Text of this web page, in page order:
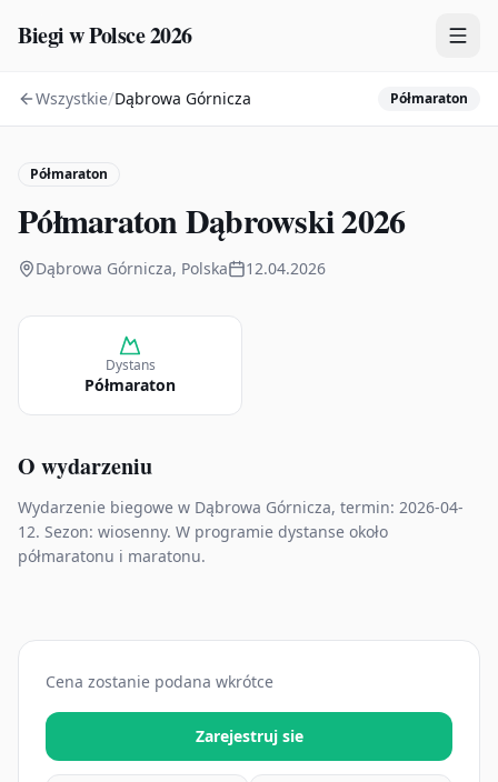
Biegi w Polsce 2026
Zawody
Wszystkie/Dąbrowa Górnicza Półmaraton
Półmaraton
Półmaraton Dąbrowski 2026
Dąbrowa Górnicza, Polska 12.04.2026
Dystans
Półmaraton
O wydarzeniu
Wydarzenie biegowe w Dąbrowa Górnicza, termin: 2026-04-
12. Sezon: wiosenny. W programie dystanse około
półmaratonu i maratonu.
Cena zostanie podana wkrótce
Zarejestruj sie